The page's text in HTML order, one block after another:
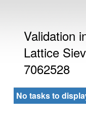
Validation
Lattice
7062528
No tasks to